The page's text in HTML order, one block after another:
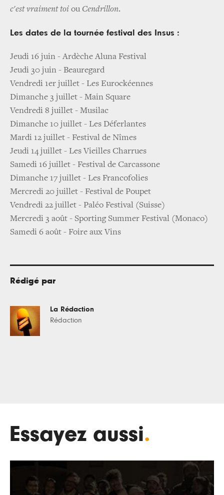
c'est vraiment toi ou Cendrillon.
Les dates de la tournée festival des Insus :
Jeudi 16 juin - Ardèche Aluna Festival
Jeudi 30 juin - Beauregard
Vendredi 1er juillet - Les Eurockéennes
Dimanche 3 juillet - Main Square
Vendredi 8 juillet - Musilac
Dimanche 10 juillet - Les Déferlantes
Mardi 12 juillet - Festival de Nîmes
Jeudi 14 juillet - Les Vieilles Charrues
Samedi 16 juillet - Festival de Carcassone
Dimanche 17 juillet - Les Francofolies
Mercredi 20 juillet - Festival de Poupet
Vendredi 22 juillet - Paléo Festival (Suisse)
Mercredi 3 août - Sporting Summer Festival (Monaco)
Samedi 6 août - Foire aux Vins
Rédigé par
La Rédaction
Rédaction
Essayez aussi.